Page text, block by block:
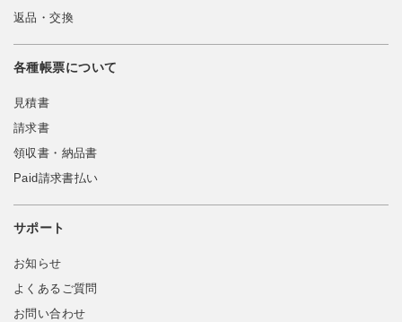
返品・交換
各種帳票について
見積書
請求書
領収書・納品書
Paid請求書払い
サポート
お知らせ
よくあるご質問
お問い合わせ